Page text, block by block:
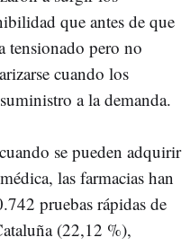
que antes de que
tensionado pero no
cuando los
a la demanda.
se pueden adquirir
las farmacias han
pruebas rápidas de
(22,12 %),